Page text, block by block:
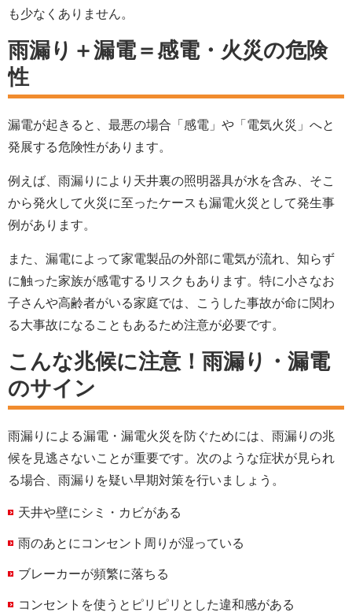
も少なくありません。
雨漏り＋漏電＝感電・火災の危険
性
漏電が起きると、最悪の場合「感電」や「電気火災」へと
発展する危険性があります。
例えば、雨漏りにより天井裏の照明器具が水を含み、そこ
から発火して火災に至ったケースも漏電火災として発生事
例があります。
また、漏電によって家電製品の外部に電気が流れ、知らず
に触った家族が感電するリスクもあります。特に小さなお
子さんや高齢者がいる家庭では、こうした事故が命に関わ
る大事故になることもあるため注意が必要です。
こんな兆候に注意！雨漏り・漏電
のサイン
雨漏りによる漏電・漏電火災を防ぐためには、雨漏りの兆
候を見逃さないことが重要です。次のような症状が見られ
る場合、雨漏りを疑い早期対策を行いましょう。
天井や壁にシミ・カビがある
雨のあとにコンセント周りが湿っている
ブレーカーが頻繁に落ちる
コンセントを使うとピリピリとした違和感がある